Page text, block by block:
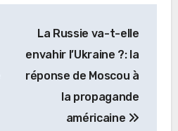
La Russie va-t-elle
envahir l’Ukraine ?: la
réponse de Moscou à
la propagande
américaine